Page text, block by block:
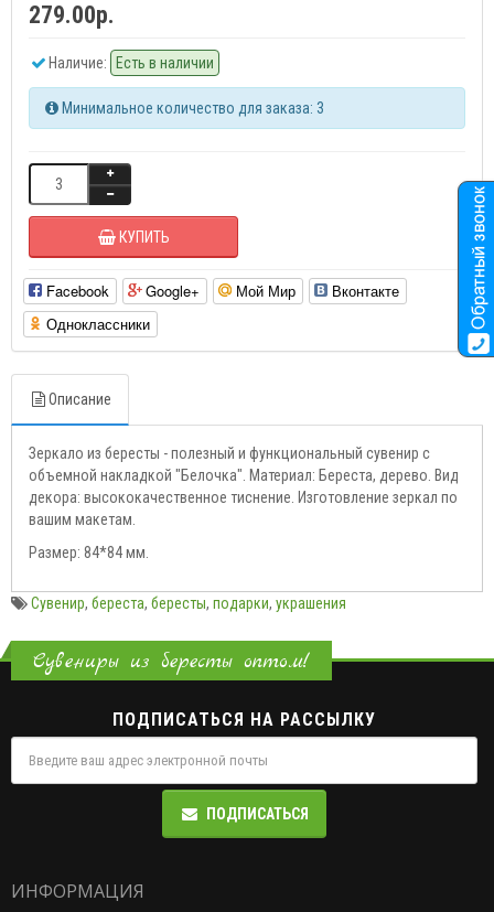
279.00р.
Наличие: Есть в наличии
Минимальное количество для заказа: 3
КУПИТЬ
Facebook Google+ Мой Мир
Вконтакте
Одноклассники
Описание
Зеркало из бересты - полезный и функциональный сувенир с
объемной накладкой "Белочка". Материал: Береста, дерево. Вид
декора: высококачественное тиснение. Изготовление зеркал по
вашим макетам.
Размер: 84*84 мм.
Сувенир, береста, бересты, подарки, украшения
Сувениры из бересты оптом!
ПОДПИСАТЬСЯ НА РАССЫЛКУ
ПОДПИСАТЬСЯ
ИНФОРМАЦИЯ